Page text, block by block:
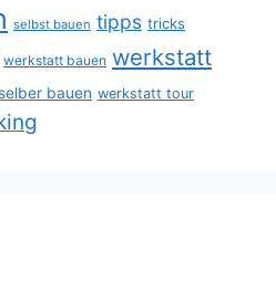
selbst bauen tipps tricks
werkstatt bauen werkstatt
bauen werkstatt tour